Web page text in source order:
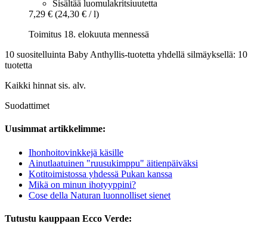
Sisältää luomulakritsiuutetta
7,29 € (24,30 € / l)
Toimitus 18. elokuuta mennessä
10 suositelluinta Baby Anthyllis-tuotetta yhdellä silmäyksellä: 10
tuotetta
Kaikki hinnat sis. alv.
Suodattimet
Uusimmat artikkelimme:
Ihonhoitovinkkejä käsille
Ainutlaatuinen "ruusukimppu" äitienpäiväksi
Kotitoimistossa yhdessä Pukan kanssa
Mikä on minun ihotyyppini?
Cose della Naturan luonnolliset sienet
Tutustu kauppaan Ecco Verde: